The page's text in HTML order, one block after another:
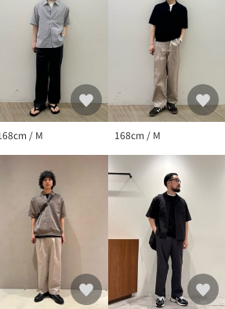
注意書き」、「洗濯表示」がございます
確認ください。
り具合やパソコンなどの閲覧環境によ
て見える場合がございます。あらかじめ
品単体の画像をご参照ください。
、全国のBEAUTY&YOUTH各店舗まで下
けください。
TRUS 9 品番：12141000058
/ M 168cm / M